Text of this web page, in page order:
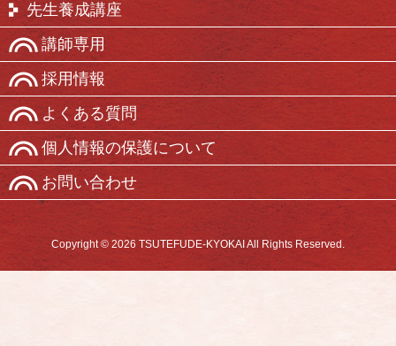
先生養成講座
講師専用
採用情報
よくある質問
個人情報の保護について
お問い合わせ
Copyright © 2026 TSUTEFUDE-KYOKAI All Rights Reserved.